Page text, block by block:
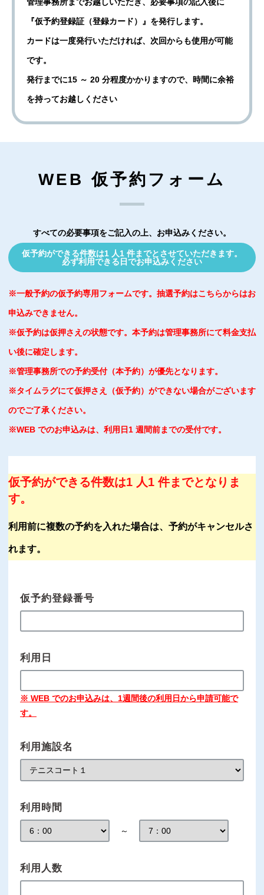
管理事務所までお越しいただき、必要事項の記入後に
『仮予約登録証（登録カード）』を発行します。
カードは一度発行いただければ、次回からも使用が可能
です。
発行までに15 ～ 20 分程度かかりますので、時間に余裕
を持ってお越しください
WEB 仮予約フォーム
すべての必要事項をご記入の上、お申込みください。
仮予約ができる件数は1 人1 件までとさせていただきます。
必ず利用できる日でお申込みください
※一般予約の仮予約専用フォームです。抽選予約はこちらからはお
申込みできません。
※仮予約は仮押さえの状態です。本予約は管理事務所にて料金支払
い後に確定します。
※管理事務所での予約受付（本予約）が優先となります。
※タイムラグにて仮押さえ（仮予約）ができない場合がございます
のでご了承ください。
※WEB でのお申込みは、利用日1 週間前までの受付です。
仮予約ができる件数は1 人1 件までとなりま
す。
利用前に複数の予約を入れた場合は、予約がキャンセルさ
れます。
仮予約登録番号
利用日
※ WEB でのお申込みは、1週間後の利用日から申請可能で
す。
利用施設名
利用時間
～
利用人数